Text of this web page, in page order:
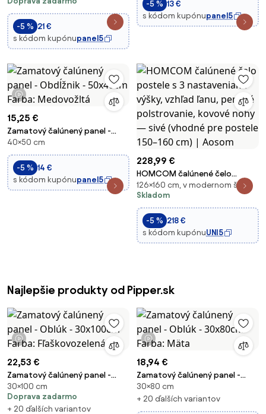
-5 % 21 €
s kódom kupónupanel5
-5 % 13 €
s kódom kupónupanel5
1 video
15,25 €
Zamatový čalúnený panel -
Obdĺžnik - 50x40cm Farba:
Medovožltá
40×50 cm
-5 % 14 €
s kódom kupónupanel5
228,99 €
HOMCOM čalúnené čelo
postele s 3 nastaveniami výšky,
vzhľad ľanu, penové
polstrovanie, kovové nohy —
sivé (vhodné pre postele 150–
160 cm) | Aosom
126×160 cm, v modernom štýle
Skladom
-5 % 218 €
s kódom kupónuUNI5
Najlepšie produkty od Pipper.sk
1 video
22,53 €
Zamatový čalúnený panel -
Oblúk - 30x100cm Farba:
Fľaškovozelená
30×100 cm
Doprava zadarmo
+ 20 ďalších variantov
1 video
18,94 €
Zamatový čalúnený panel -
Oblúk - 30x80cm Farba: Mäta
30×80 cm
+ 20 ďalších variantov